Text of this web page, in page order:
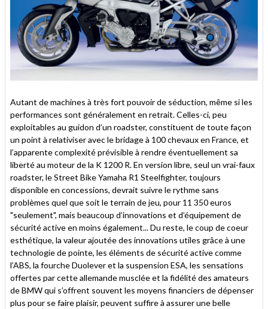
Autant de machines à très fort pouvoir de séduction, même si les
performances sont généralement en retrait. Celles-ci, peu
exploitables au guidon d’un roadster, constituent de toute façon
un point à relativiser avec le bridage à 100 chevaux en France, et
l’apparente complexité prévisible à rendre éventuellement sa
liberté au moteur de la K 1200 R. En version libre, seul un vrai-faux
roadster, le Street Bike Yamaha R1 Steelfighter, toujours
disponible en concessions, devrait suivre le rythme sans
problèmes quel que soit le terrain de jeu, pour 11 350 euros
"seulement", mais beaucoup d’innovations et d’équipement de
sécurité active en moins également... Du reste, le coup de coeur
esthétique, la valeur ajoutée des innovations utiles grâce à une
technologie de pointe, les éléments de sécurité active comme
l’ABS, la fourche Duolever et la suspension ESA, les sensations
offertes par cette allemande musclée et la fidélité des amateurs
de BMW qui s’offrent souvent les moyens financiers de dépenser
plus pour se faire plaisir, peuvent suffire à assurer une belle